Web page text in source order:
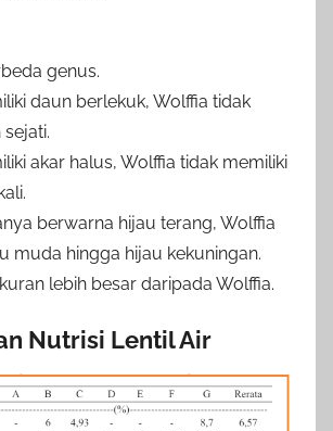
genus.
daun berlekuk, Wolffia tidak
akar halus, Wolffia tidak memiliki
berwarna hijau terang, Wolffia
muda hingga hijau kekuningan.
lebih besar daripada Wolffia.
Nutrisi Lentil Air